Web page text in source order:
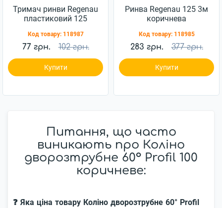
Тримач ринви Regenau
пластиковий 125
Код товару: 118987
77 грн. 102 грн.
Купити
Ринва Regenau 125 3м
коричнева
Код товару: 118985
283 грн. 377 грн.
Купити
Питання, що часто
виникають про Коліно
дворозтрубне 60° Profil 100
коричневе:
❓ Яка ціна товару Коліно дворозтрубне 60° Profil